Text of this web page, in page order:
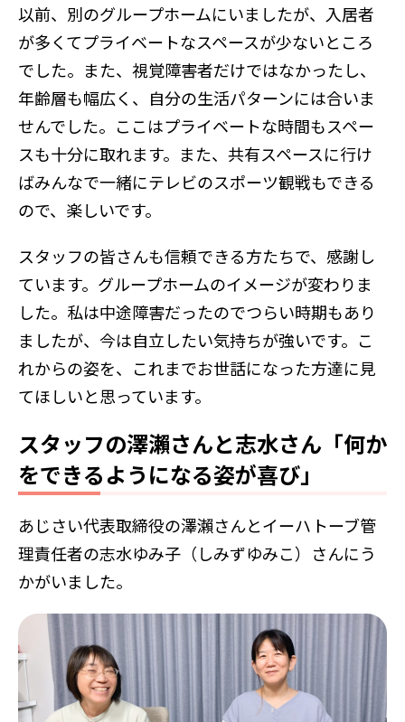
以前、別のグループホームにいましたが、入居者
が多くてプライベートなスペースが少ないところ
でした。また、視覚障害者だけではなかったし、
年齢層も幅広く、自分の生活パターンには合いま
せんでした。ここはプライベートな時間もスペー
スも十分に取れます。また、共有スペースに行け
ばみんなで一緒にテレビのスポーツ観戦もできる
ので、楽しいです。
スタッフの皆さんも信頼できる方たちで、感謝し
ています。グループホームのイメージが変わりま
した。私は中途障害だったのでつらい時期もあり
ましたが、今は自立したい気持ちが強いです。こ
れからの姿を、これまでお世話になった方達に見
てほしいと思っています。
スタッフの澤瀨さんと志水さん「何か
をできるようになる姿が喜び」
あじさい代表取締役の澤瀨さんとイーハトーブ管
理責任者の志水ゆみ子（しみずゆみこ）さんにう
かがいました。